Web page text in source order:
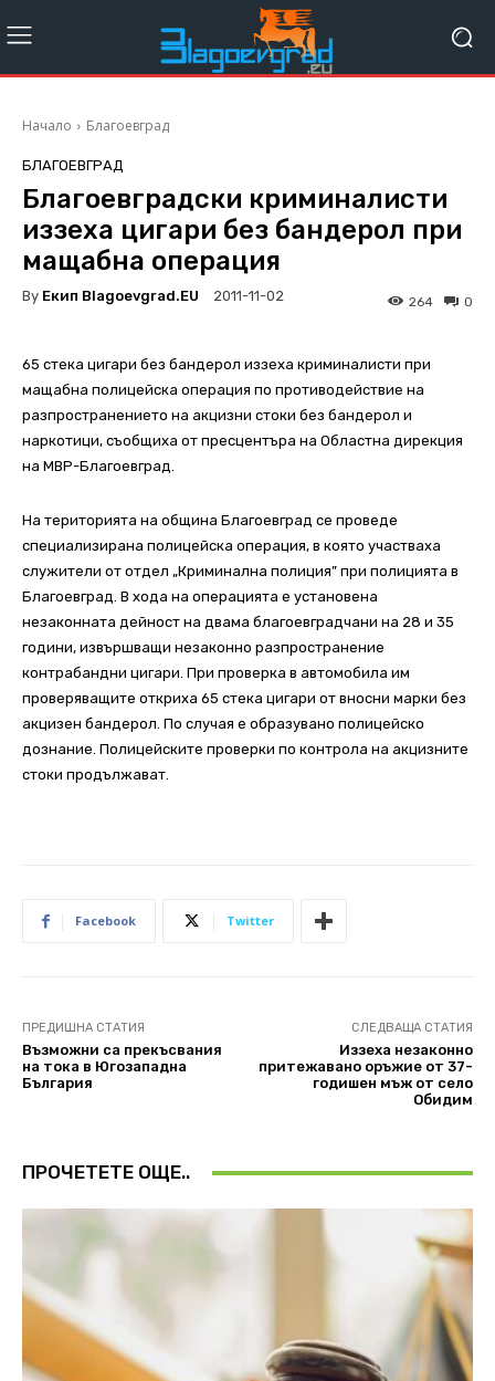
Начало Благоевград
БЛАГОЕВГРАД
Благоевградски криминалисти
иззеха цигари без бандерол при
мащабна операция
By Екип Blagoevgrad.EU 2011-11-02 0
264
65 стека цигари без бандерол иззеха криминалисти при
мащабна полицейска операция по противодействие на
разпространението на акцизни стоки без бандерол и
наркотици, съобщиха от пресцентъра на Областна дирекция
на МВР-Благоевград.
На територията на община Благоевград се проведе
специализирана полицейска операция, в която участваха
служители от отдел „Криминална полиция” при полицията в
Благоевград. В хода на операцията е установена
незаконната дейност на двама благоевградчани на 28 и 35
години, извършващи незаконно разпространение
контрабандни цигари. При проверка в автомобила им
проверяващите откриха 65 стека цигари от вносни марки без
акцизен бандерол. По случая е образувано полицейско
дознание. Полицейските проверки по контрола на акцизните
стоки продължават.
Facebook Twitter
ПРЕДИШНА СТАТИЯ
Възможни са прекъсвания
на тока в Югозападна
България
СЛЕДВАЩА СТАТИЯ
Иззеха незаконно
притежавано оръжие от 37-
годишен мъж от село
Обидим
ПРОЧЕТЕТЕ ОЩЕ..